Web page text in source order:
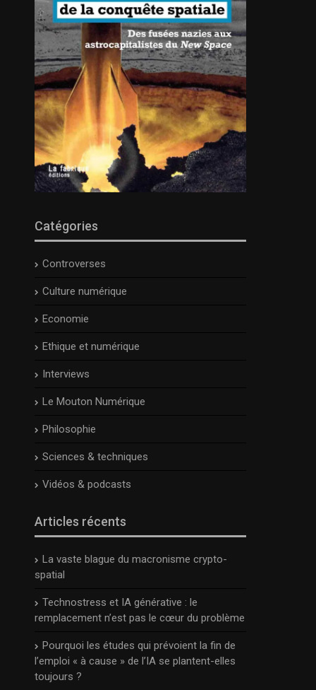
Catégories
Controverses
Culture numérique
Economie
Ethique et numérique
Interviews
Le Mouton Numérique
Philosophie
Sciences & techniques
Vidéos & podcasts
Articles récents
La vaste blague du macronisme crypto-
spatial
Technostress et IA générative : le
remplacement n’est pas le cœur du problème
Pourquoi les études qui prévoient la fin de
l’emploi « à cause » de l’IA se plantent-elles
toujours ?